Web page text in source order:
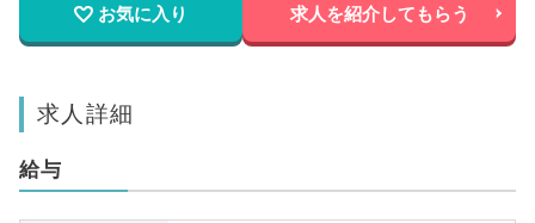
お気に入り 求人を紹介してもらう
求人詳細
給与